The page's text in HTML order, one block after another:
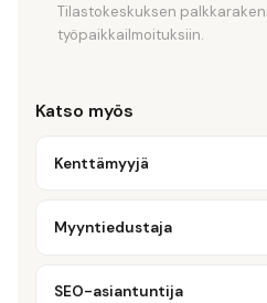
Tilastokeskuksen
työpaikkailmoituksiin.
Katso myös
Kenttämyyjä
Myyntiedustaja
SEO-asiantuntija